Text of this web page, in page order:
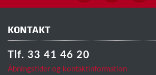
KONTAKT
Tlf. 33 41 46 20
Åbningstider og kontaktinformation